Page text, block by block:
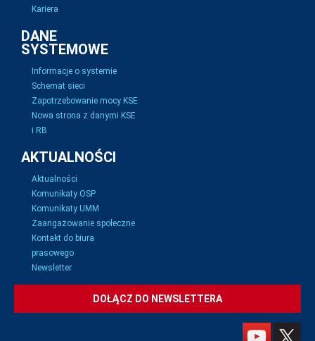
Kariera
DANE
SYSTEMOWE
Informacje o systemie
Schemat sieci
Zapotrzebowanie mocy KSE
Nowa strona z danymi KSE
i RB
AKTUALNOŚCI
Aktualności
Komunikaty OSP
Komunikaty UMM
Zaangażowanie społeczne
Kontakt do biura
prasowego
Newsletter
DOŁĄCZ DO NEWSLETTERA